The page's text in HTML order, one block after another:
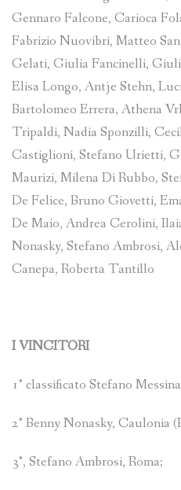
Gennaro Falcone, Carioca
Fabrizio Nuovibri, Matteo
Gelati, Giulia Fancinelli,
Elisa Longo, Antje Stehn,
Bartolomeo Errera, Athena
Tripaldi, Nadia Sponzilli,
Castiglioni, Stefano Urietti,
Maurizi, Milena Di Rubbo,
De Felice, Bruno Giovetti,
De Maio, Andrea Cerolini,
Nonasky, Stefano Ambrosi,
Canepa, Roberta Tantillo
I VINCITORI
1° classificato Stefano
2° Benny Nonasky, Caulonia
3°, Stefano Ambrosi, Roma;